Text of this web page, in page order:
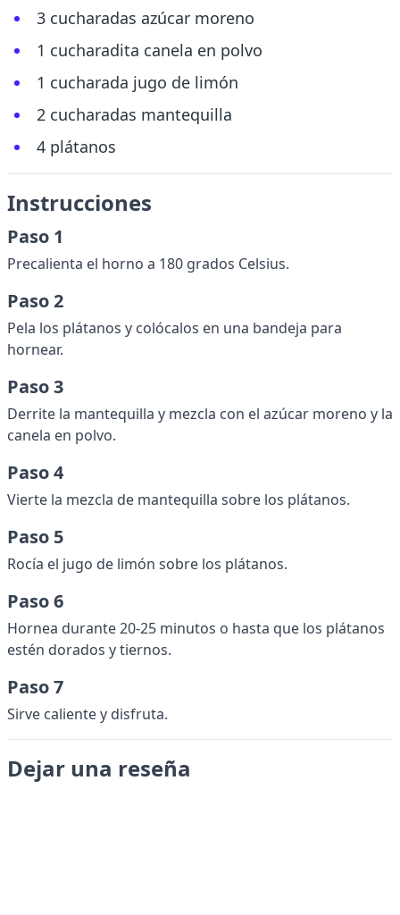
3 cucharadas azúcar moreno
1 cucharadita canela en polvo
1 cucharada jugo de limón
2 cucharadas mantequilla
4 plátanos
Instrucciones
Paso 1
Precalienta el horno a 180 grados Celsius.
Paso 2
Pela los plátanos y colócalos en una bandeja para
hornear.
Paso 3
Derrite la mantequilla y mezcla con el azúcar moreno y la
canela en polvo.
Paso 4
Vierte la mezcla de mantequilla sobre los plátanos.
Paso 5
Rocía el jugo de limón sobre los plátanos.
Paso 6
Hornea durante 20-25 minutos o hasta que los plátanos
estén dorados y tiernos.
Paso 7
Sirve caliente y disfruta.
Dejar una reseña